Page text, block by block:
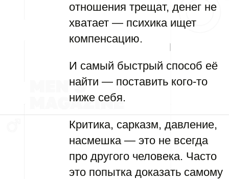
отношения трещат, денег не
хватает — психика ищет
компенсацию.
И самый быстрый способ её
найти — поставить кого-то
ниже себя.
Критика, сарказм, давление,
насмешка — это не всегда
про другого человека. Часто
это попытка доказать самому